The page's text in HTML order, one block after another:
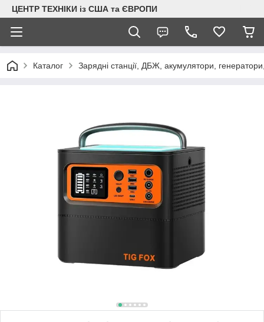
ЦЕНТР ТЕХНІКИ із США та ЄВРОПИ
Каталог Зарядні станції, ДБЖ, акумулятори,